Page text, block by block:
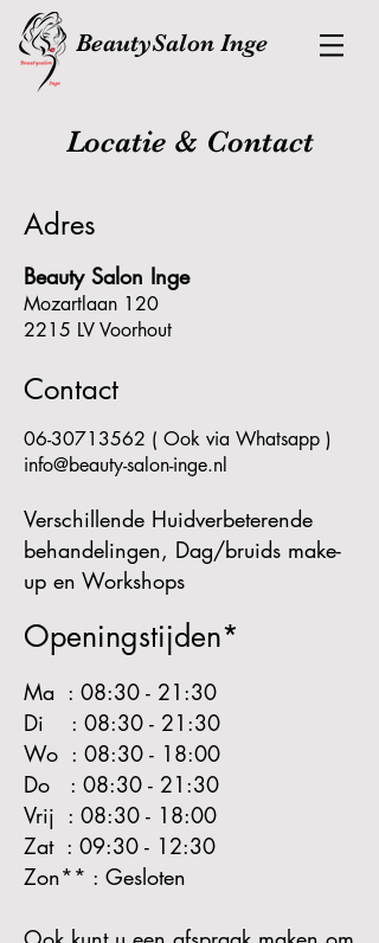
BeautySalon Inge
Locatie & Contact
Adres
Beauty Salon Inge
Mozartlaan 120
2215 LV Voorhout
Contact
06-30713562 ( Ook via Whatsapp )
info@beauty-salon-inge.nl
Verschillende Huidverbeterende
behandelingen, Dag/bruids make-
up en Workshops
Openingstijden*
Ma : 08:30 - 21 :30
Di : 08:30 - 21:30
Wo : 08:30 - 18:00
Do : 08:30 - 21:30
Vrij : 08:30 - 18:00
Zat : 09:30 - 12:30
Zon** : Gesloten